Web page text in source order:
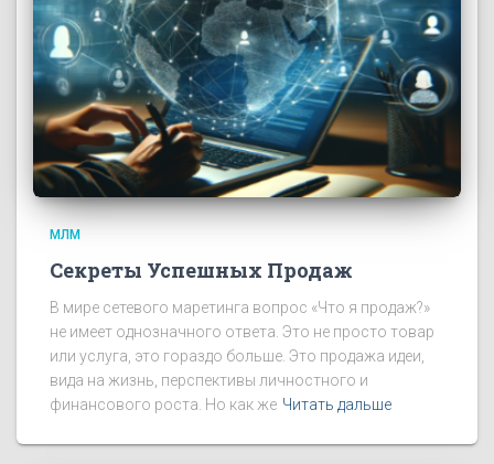
МЛМ
Секреты Успешных Продаж
В мире сетевого маретинга вопрос «Что я продаж?»
не имеет однозначного ответа. Это не просто товар
или услуга, это гораздо больше. Это продажа идеи,
вида на жизнь, перспективы личностного и
финансового роста. Но как же Читать дальше